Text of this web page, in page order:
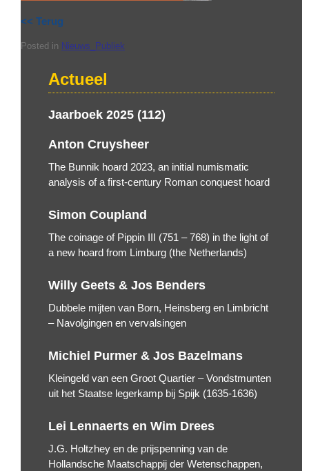
<< Terug
Posted in Nieuws_Publiek
Actueel
Jaarboek 2025 (112)
Anton Cruysheer
The Bunnik hoard 2023, an initial numismatic
analysis of a first-century Roman conquest hoard
Simon Coupland
The coinage of Pippin III (751 – 768) in the light of
a new hoard from Limburg (the Netherlands)
Willy Geets & Jos Benders
Dubbele mijten van Born, Heinsberg en Limbricht
– Navolgingen en vervalsingen
Michiel Purmer & Jos Bazelmans
Kleingeld van een Groot Quartier – Vondstmunten
uit het Staatse legerkamp bij Spijk (1635-1636)
Lei Lennaerts en Wim Drees
J.G. Holtzhey en de prijspenning van de
Hollandsche Maatschappij der Wetenschappen,